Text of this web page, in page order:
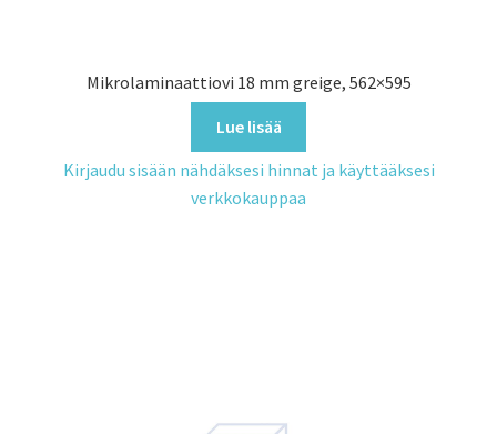
Mikrolaminaattiovi 18 mm greige, 562×595
Lue lisää
Kirjaudu sisään nähdäksesi hinnat ja käyttääksesi
verkkokauppaa